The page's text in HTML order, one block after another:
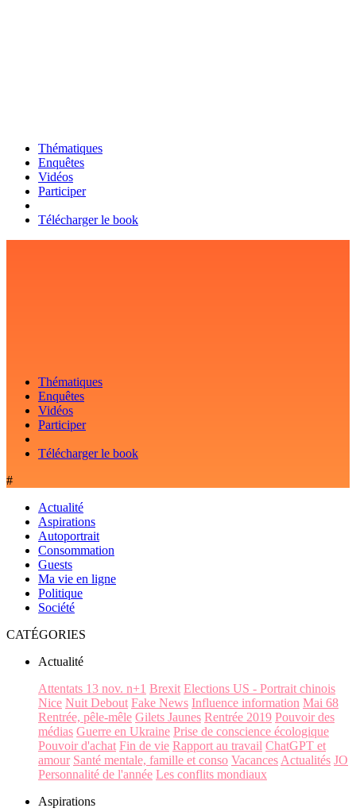
Thématiques
Enquêtes
Vidéos
Participer
Télécharger le book
Thématiques
Enquêtes
Vidéos
Participer
Télécharger le book
#
Actualité
Aspirations
Autoportrait
Consommation
Guests
Ma vie en ligne
Politique
Société
CATÉGORIES
Actualité
Attentats 13 nov. n+1 Brexit Elections US - Portrait chinois
Nice Nuit Debout Fake News Influence information Mai 68
Rentrée, pêle-mêle Gilets Jaunes Rentrée 2019 Pouvoir des
médias Guerre en Ukraine Prise de conscience écologique
Pouvoir d'achat Fin de vie Rapport au travail ChatGPT et
amour Santé mentale, famille et conso Vacances Actualités JO
Personnalité de l'année Les conflits mondiaux
Aspirations